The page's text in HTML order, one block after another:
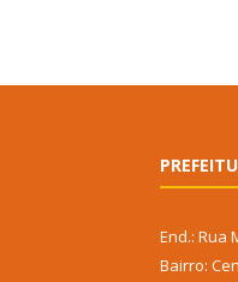
End.: Rua
Bairro: